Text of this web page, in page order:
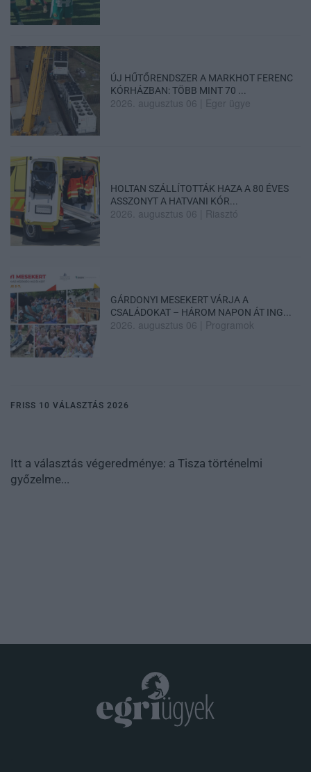
ÚJ HŰTŐRENDSZER A MARKHOT FERENC
KÓRHÁZBAN: TÖBB MINT 70 ...
2026. augusztus 06 Eger ügye
HOLTAN SZÁLLÍTOTTÁK HAZA A 80 ÉVES
ASSZONYT A HATVANI KÓR...
2026. augusztus 06 Riasztó
GÁRDONYI MESEKERT VÁRJA A
CSALÁDOKAT – HÁROM NAPON ÁT ING...
2026. augusztus 06 Programok
FRISS 10 VÁLASZTÁS 2026
Itt a választás végeredménye: a Tisza történelmi
győzelme...